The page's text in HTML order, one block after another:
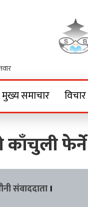
मुख्य समाचार विचार
संवाददाता ।